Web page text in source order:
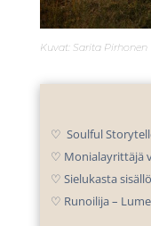
Kuvat: Sarita Pirhonen
♡ Soulful
♡ Monialayrittäjä
♡ Sielukasta
♡ Runoilija –